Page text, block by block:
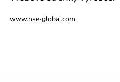
www.nse-global.com